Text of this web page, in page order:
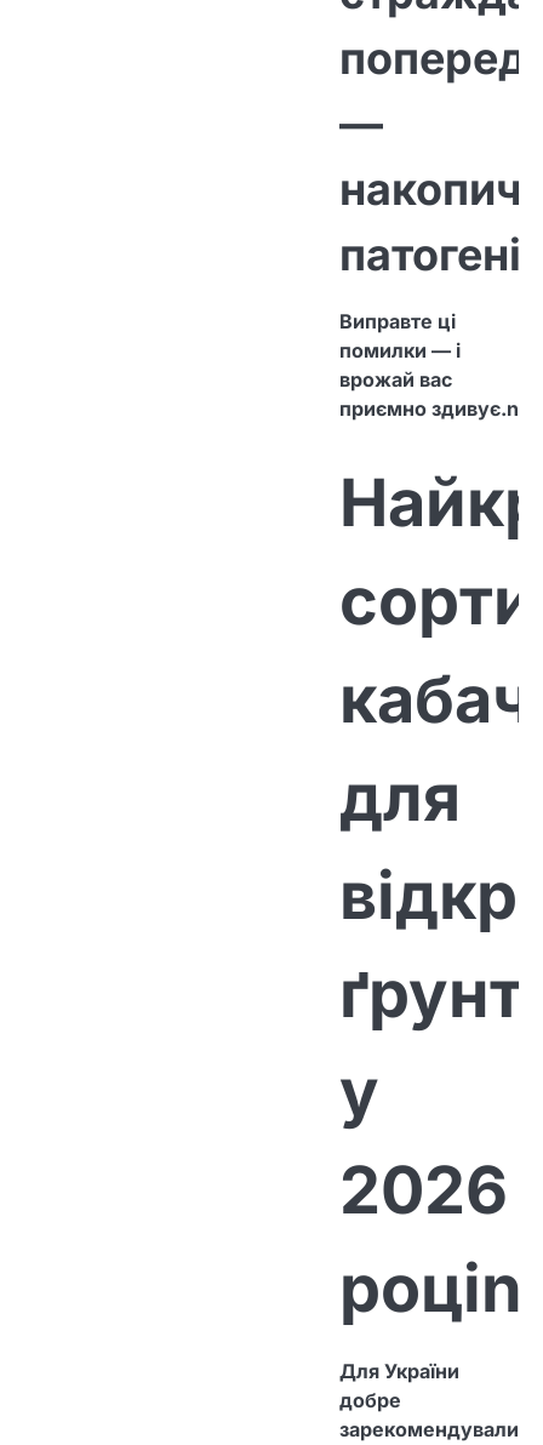
—
Виправте ці
помилки — і
врожай вас
приємно здивує.n
сорти
для
у
2026
роціn
Для України
добре
зарекомендували